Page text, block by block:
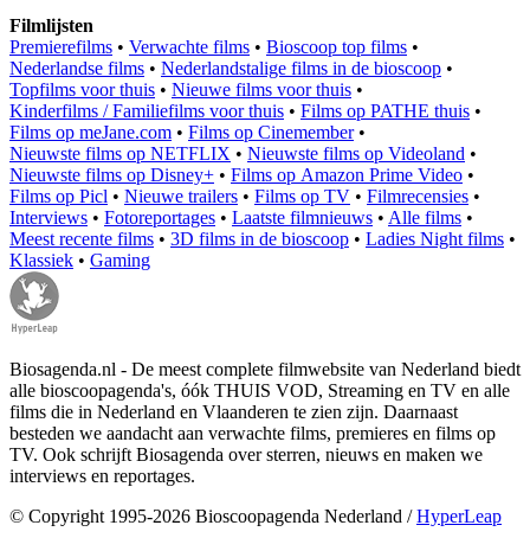
Filmlijsten
Premierefilms • Verwachte films • Bioscoop top films •
Nederlandse films • Nederlandstalige films in de bioscoop •
Topfilms voor thuis • Nieuwe films voor thuis •
Kinderfilms / Familiefilms voor thuis • Films op PATHE thuis •
Films op meJane.com • Films op Cinemember•
Nieuwste films op NETFLIX • Nieuwste films op Videoland •
Nieuwste films op Disney+ • Films op Amazon Prime Video •
Films op Picl • Nieuwe trailers • Films op TV • Filmrecensies •
Interviews • Fotoreportages • Laatste filmnieuws • Alle films •
Meest recente films • 3D films in de bioscoop • Ladies Night films •
Klassiek • Gaming
Biosagenda.nl - De meest complete filmwebsite van Nederland biedt
alle bioscoopagenda's, óók THUIS VOD, Streaming en TV en alle
films die in Nederland en Vlaanderen te zien zijn. Daarnaast
besteden we aandacht aan verwachte films, premieres en films op
TV. Ook schrijft Biosagenda over sterren, nieuws en maken we
interviews en reportages.
© Copyright 1995-2026 Bioscoopagenda Nederland /HyperLeap